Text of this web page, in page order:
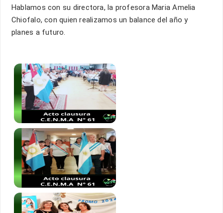
Hablamos con su directora, la profesora Maria Amelia
Chiofalo, con quien realizamos un balance del año y
planes a futuro.